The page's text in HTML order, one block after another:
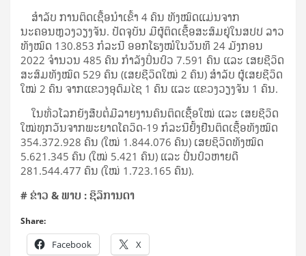
ສໍາລັບ ການຕິດເຊື້ອນໍາເຂົ້າ 4 ຄົນ ທັງໝົດແມ່ນຈາກ
ນະຄອນຫຼວງວຽງຈັນ. ປັດຈຸບັນ ມີຜູ້ຕິດເຊື້ອສະສົມຢູ່ໃນສປປ ລາວ
ທັງໝົດ 130.853 ກໍລະນີ ອອກໂຮງໝໍໃນວັນທີ 24 ມັງກອນ
2022 ຈຳນວນ 485 ຄົນ ກຳລັງປິ່ນປົວ 7.591 ຄົນ ແລະ ເສຍຊີວິດ
ສະສົມທັງໝົດ 529 ຄົນ (ເສຍຊີວິດໃໝ່ 2 ຄົນ) ສຳລັບ ຜູ້ເສຍຊີວິດ
ໃໝ່ 2 ຄົນ ຈາກແຂວງອຸດົມໄຊ 1 ຄົນ ແລະ ແຂວງວຽງຈັນ 1 ຄົນ.
ໃນທົ່ວໂລກຍັງສືບຕໍ່ມີລາຍງານຄົນຕິດເຊືື້ອໃໝ່ ແລະ ເສຍຊີວິດ
ໃໝ່ທຸກວັນຈາກພະຍາດໂຄວິດ-19 ກໍລະນີຢັ້ງຢືນຕິດເຊື້ອທັງໝົດ
354.372.928 ຄົນ (ໃໝ່ 1.844.076 ຄົນ) ເສຍຊິວິດທັງໝົດ
5.621.345 ຄົນ (ໃໝ່ 5.421 ຄົນ) ແລະ ປີ່ນປົວຫາຍດີ
281.544.477 ຄົນ (ໃໝ່ 1.723.165 ຄົນ).
# ຂ່າວ & ພາບ : ຊິລິການດາ
Share:
Facebook X